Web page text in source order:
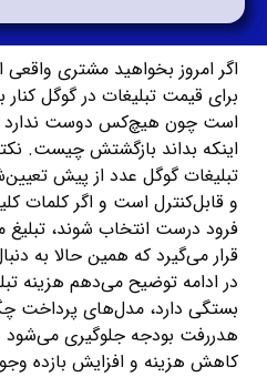
اگر امروز بخواهید مشتری واقعی
برای قیمت تبلیغات در گوگل
است چون هیچ‌کس دوست ندارد
اینکه بداند بازگشتش چیست.
تبلیغات گوگل عدد از پیش
و قابل‌کنترل است و اگر کلمات
فرود درست انتخاب شوند،
قرار می‌گیرد که همین حالا به
در ادامه توضیح می‌دهم هزینه
بستگی دارد، مدل‌های پرداخت
هدررفت بودجه جلوگیری
کاهش هزینه و افزایش بازده